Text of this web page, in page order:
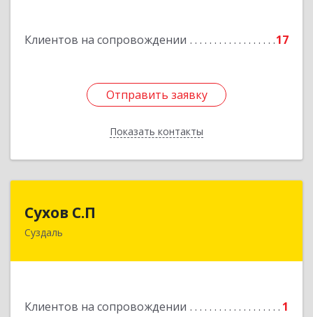
Клиентов на сопровождении 17
Отправить заявку
Показать контакты
Отправить заявку
Назад
Сухов С.П
Суздаль
Клиентов на сопровождении 1